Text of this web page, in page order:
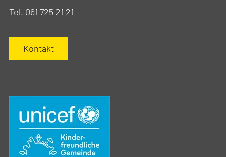
Tel. 061 725 21 21
Kontakt